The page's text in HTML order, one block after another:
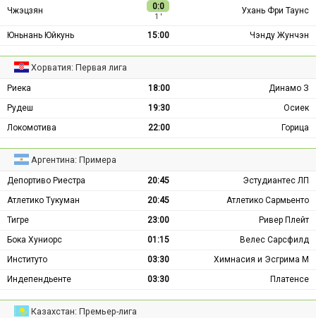
Чжэцзян 0:0
1 ′
Ухань Фри Таунс
Юньнань Юйкунь 15:00 Чэнду Жунчэн
Хорватия: Первая лига
Риека 18:00
Динамо З
Рудеш
19:30
Осиек
Локомотива
22:00 Горица
Аргентина: Примера
Депортиво Риестра 20:45
Эстудиантес ЛП
Атлетико Тукуман
20:45
Атлетико Сармьенто
Тигре
23:00
Ривер Плейт
Бока Хуниорс
01:15
Велес Сарсфилд
Институто
03:30
Химнасия и Эсгрима М
Индепендьенте
03:30 Платенсе
Казахстан: Премьер-лига